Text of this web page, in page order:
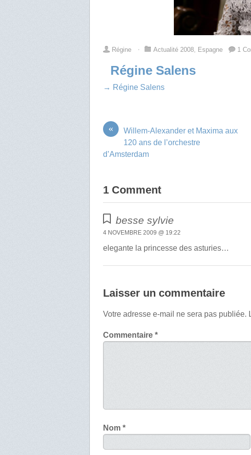
Régine ⋅ Actualité 2008 Espagne 1
Régine Salens
→ Régine Salens
«
Willem-Alexander et Maxima aux
120 ans de l’orchestre
d’Amsterdam
1 Comment
besse sylvie
4 NOVEMBRE 2009 @ 19:22
elegante la princesse des asturies…
Laisser un commentaire
Votre adresse e-mail ne sera pas publiée.
Commentaire*
Nom*